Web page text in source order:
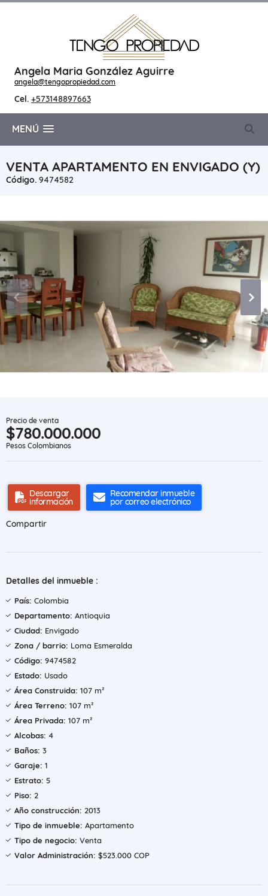
Angela Maria González Aguirre
angela@tengopropiedad.com
Cel. +573148897663
MENÚ
VENTA APARTAMENTO EN ENVIGADO (Y)
Código. 9474582
Precio de venta
$780.000.000
Pesos Colombianos
Descargar
información
Recomendar inmueble
por correo electrónico
Compartir
Detalles del inmueble :
País: Colombia
Departamento: Antioquia
Ciudad: Envigado
Zona / barrio: Loma Esmeralda
Código: 9474582
Estado: Usado
Área Construida: 107 m²
Área Terreno: 107 m²
Área Privada: 107 m²
Alcobas: 4
Baños: 3
Garaje: 1
Estrato: 5
Piso: 2
Año construcción: 2013
Tipo de inmueble: Apartamento
Tipo de negocio: Venta
Valor Administración: $523.000 COP